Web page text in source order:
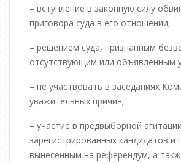
– вступление в законную силу
приговора суда в его отношении;
– решением суда, признанным
отсутствующим или объявленным
– не участвовать в заседаниях
уважительных причин;
– участие в предвыборной
зарегистрированных кандидатов и
вынесенным на референдум, а